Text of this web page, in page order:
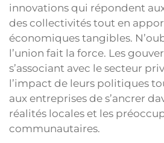
innovations qui répondent
des collectivités tout en
économiques tangibles.
l’union fait la force. Les
s’associant avec le secteur
l’impact de leurs politiques
aux entreprises de s’ancrer
réalités locales et les
communautaires.